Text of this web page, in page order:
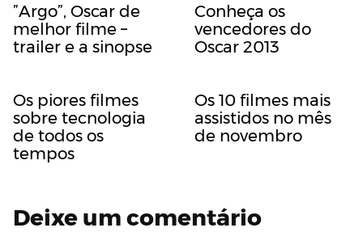
”Argo”, Oscar de
melhor filme –
trailer e a sinopse
Conheça os
vencedores do
Oscar 2013
Os piores filmes
sobre tecnologia
de todos os
tempos
Os 10 filmes mais
assistidos no mês
de novembro
Deixe um comentário